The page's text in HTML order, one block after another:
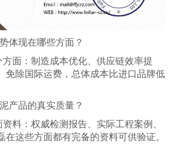
体现在哪些方面？
面：制造成本优化、供应链效率提
免除国际运费，总体成本比进口品牌低
产品的真实质量？
料：权威检测报告、实际工程案例、
在这些方面都有完备的资料可供验证。